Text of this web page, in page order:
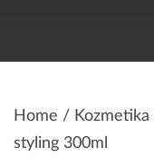
Home / Kozmetika
styling 300ml